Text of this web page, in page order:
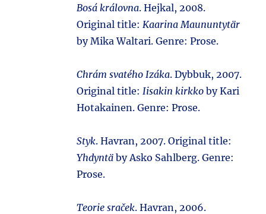
Bosá královna. Hejkal, 2008.
Original title:Kaarina Maununtytär
by Mika Waltari. Genre: Prose.
Chrám svatého Izáka. Dybbuk, 2007.
Original title:Iisakin kirkko by Kari
Hotakainen. Genre: Prose.
Styk. Havran, 2007. Original title:
Yhdyntä by Asko Sahlberg. Genre:
Prose.
Teorie sraček. Havran, 2006.